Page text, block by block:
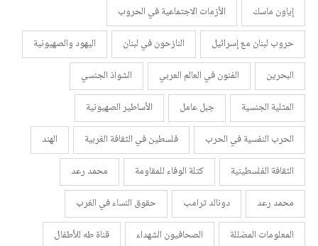
إياون ماسك
الأزمات الاجتماعية في الحروب
حروب لبنان مع إسرائيل
النازحون في لبنان
اليهود والصهيونية
البحرين
الفنون في العالم العربي
الشواذ الجنسي
المثلية الجنسية
جبل عامل
الأساطير الصهيونية
الحرب النفسية في الحرب
فلسطين في الثقافة الغربية
الهند
الثقافة الفلسطينية
كتلة الوفاء للمقاومة
محمد رعد
محمد رعد
دونالد ترامب
حقوق النساء في الغرب
المعلومات المضللة
الصحافيون الشهداء
قناة طه للأطفال